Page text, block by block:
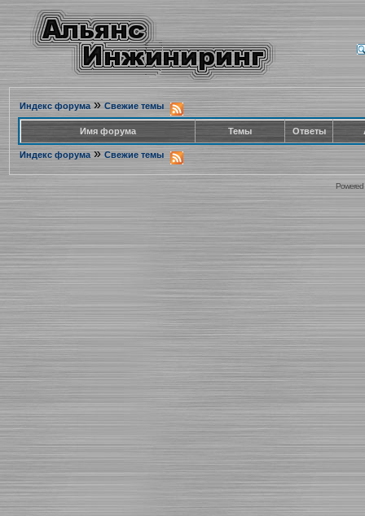
Индекс форума» Свежие темы
Имя форума Темы Ответы
Индекс форума » Свежие темы